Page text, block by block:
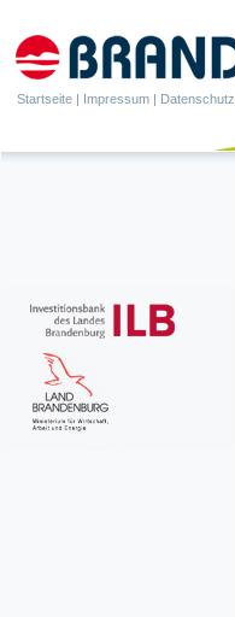
Startseite | Impressum | Datenschutz